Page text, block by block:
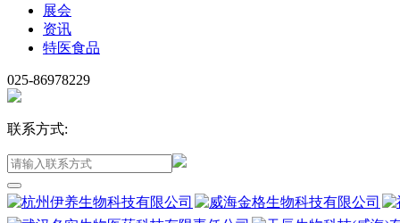
展会
资讯
特医食品
025-86978229
联系方式: